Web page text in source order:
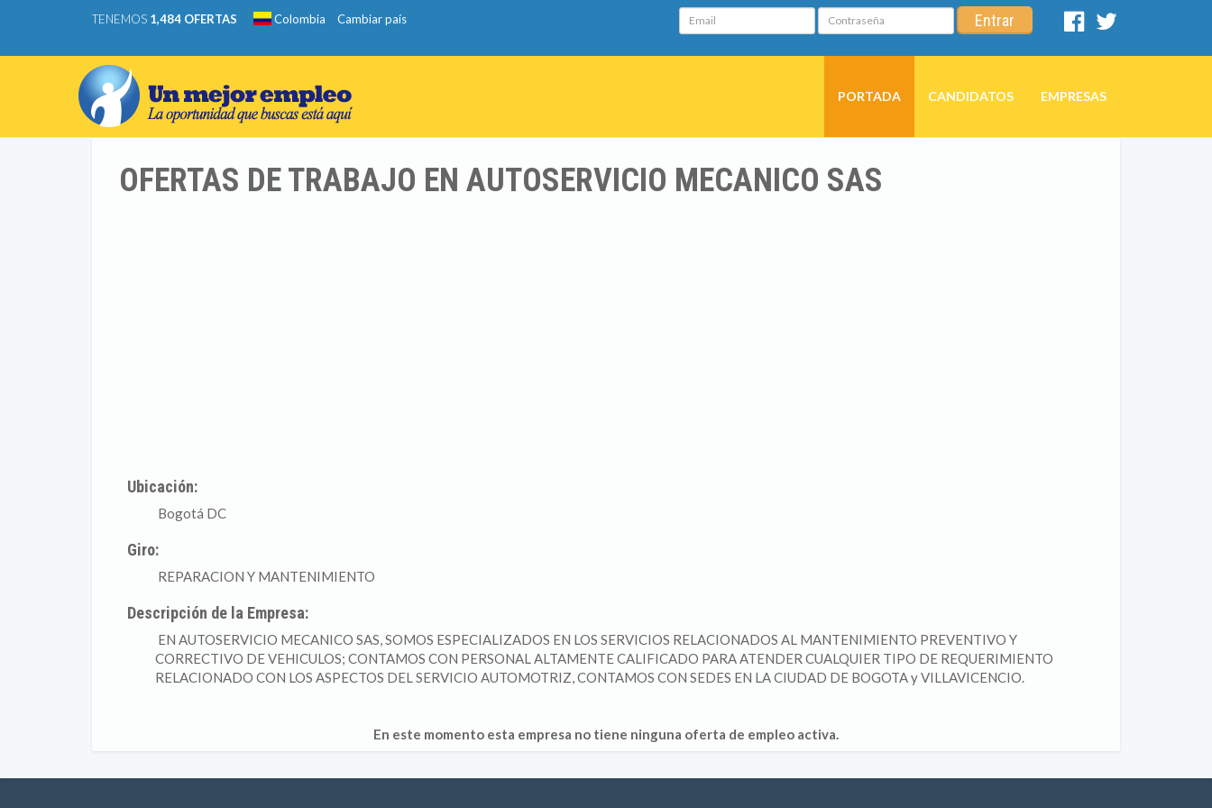
TENEMOS 1,484 OFERTAS Colombia Cambiar país Email Contraseña Entrar
Facebook
PORTADA CANDIDATOS EMPRESAS
OFERTAS DE TRABAJO EN AUTOSERVICIO MECANICO SAS
Ubicación:
Bogotá DC
Giro:
REPARACION Y MANTENIMIENTO
Descripción de la Empresa:
EN AUTOSERVICIO MECANICO SAS, SOMOS ESPECIALIZADOS EN LOS SERVICIOS RELACIONADOS AL MANTENIMIENTO PREVENTIVO Y
CORRECTIVO DE VEHICULOS; CONTAMOS CON PERSONAL ALTAMENTE CALIFICADO PARA ATENDER CUALQUIER TIPO DE REQUERIMIENTO
RELACIONADO CON LOS ASPECTOS DEL SERVICIO AUTOMOTRIZ, CONTAMOS CON SEDES EN LA CIUDAD DE BOGOTA y VILLAVICENCIO.
En este momento esta empresa no tiene ninguna oferta de empleo activa.